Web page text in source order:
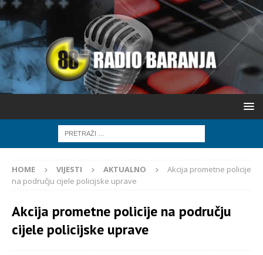
HOME VIJESTI AKTUALNO
Akcija prometne policije
na području cijele policijske uprave
Akcija prometne policije na području
cijele policijske uprave